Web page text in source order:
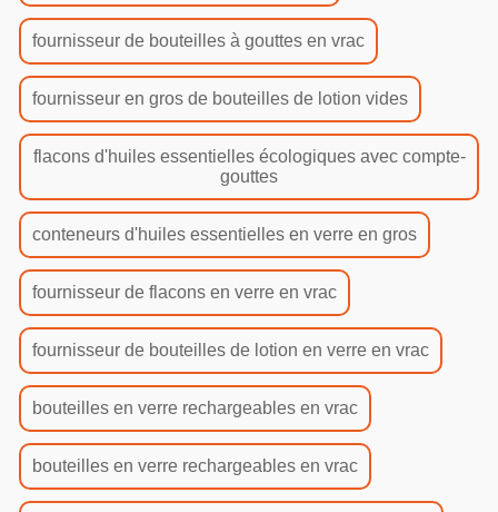
fournisseur de bouteilles à gouttes en vrac
fournisseur en gros de bouteilles de lotion vides
flacons d'huiles essentielles écologiques avec compte-
gouttes
conteneurs d'huiles essentielles en verre en gros
fournisseur de flacons en verre en vrac
fournisseur de bouteilles de lotion en verre en vrac
bouteilles en verre rechargeables en vrac
bouteilles en verre rechargeables en vrac